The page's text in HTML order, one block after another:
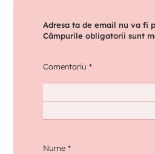
Adresa ta de email nu va fi
Câmpurile obligatorii sunt
Comentariu *
Nume *